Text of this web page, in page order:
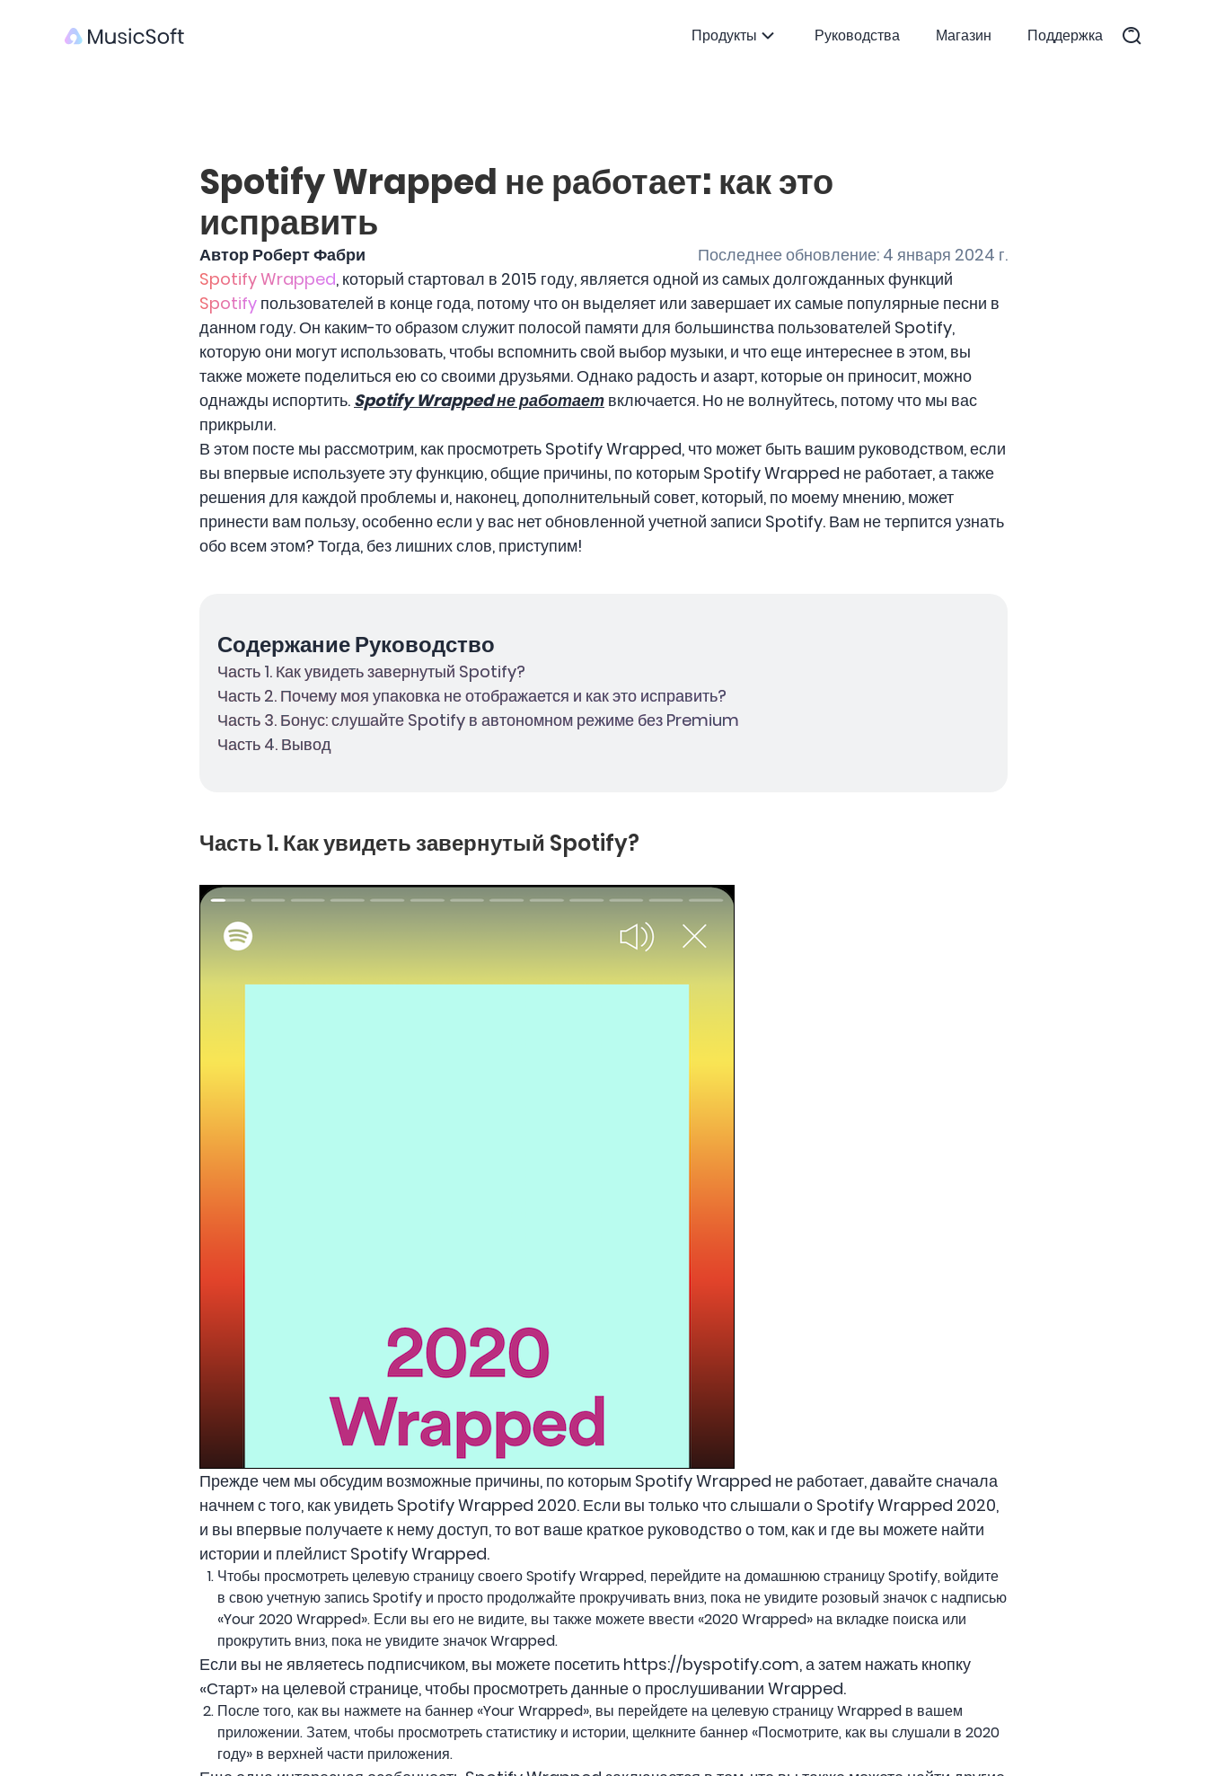
Продукты Руководства Магазин Поддержка
Spotify Wrapped не работает: как это
исправить
Автор Роберт Фабри
Последнее обновление: 4 января 2024 г.
Spotify Wrapped, который стартовал в 2015 году, является одной из самых долгожданных функций
Spotify пользователей в конце года, потому что он выделяет или завершает их самые популярные песни в
данном году. Он каким-то образом служит полосой памяти для большинства пользователей Spotify,
которую они могут использовать, чтобы вспомнить свой выбор музыки, и что еще интереснее в этом, вы
также можете поделиться ею со своими друзьями. Однако радость и азарт, которые он приносит, можно
однажды испортить. Spotify Wrapped не работает включается. Но не волнуйтесь, потому что мы вас
прикрыли.
В этом посте мы рассмотрим, как просмотреть Spotify Wrapped, что может быть вашим руководством, если
вы впервые используете эту функцию, общие причины, по которым Spotify Wrapped не работает, а также
решения для каждой проблемы и, наконец, дополнительный совет, который, по моему мнению, может
принести вам пользу, особенно если у вас нет обновленной учетной записи Spotify. Вам не терпится узнать
обо всем этом? Тогда, без лишних слов, приступим!
Содержание Руководство
Часть 1. Как увидеть завернутый Spotify?
Часть 2. Почему моя упаковка не отображается и как это исправить?
Часть 3. Бонус: слушайте Spotify в автономном режиме без Premium
Часть 4. Вывод
Часть 1. Как увидеть завернутый Spotify?
Прежде чем мы обсудим возможные причины, по которым Spotify Wrapped не работает, давайте сначала
начнем с того, как увидеть Spotify Wrapped 2020. Если вы только что слышали о Spotify Wrapped 2020,
и вы впервые получаете к нему доступ, то вот ваше краткое руководство о том, как и где вы можете найти
истории и плейлист Spotify Wrapped.
Чтобы просмотреть целевую страницу своего Spotify Wrapped, перейдите на домашнюю страницу Spotify, войдите
в свою учетную запись Spotify и просто продолжайте прокручивать вниз, пока не увидите розовый значок с надписью
«Your 2020 Wrapped». Если вы его не видите, вы также можете ввести «2020 Wrapped» на вкладке поиска или
прокрутить вниз, пока не увидите значок Wrapped.
Если вы не являетесь подписчиком, вы можете посетить https://byspotify.com, а затем нажать кнопку
«Старт» на целевой странице, чтобы просмотреть данные о прослушивании Wrapped.
После того, как вы нажмете на баннер «Your Wrapped», вы перейдете на целевую страницу Wrapped в вашем
приложении. Затем, чтобы просмотреть статистику и истории, щелкните баннер «Посмотрите, как вы слушали в 2020
году» в верхней части приложения.